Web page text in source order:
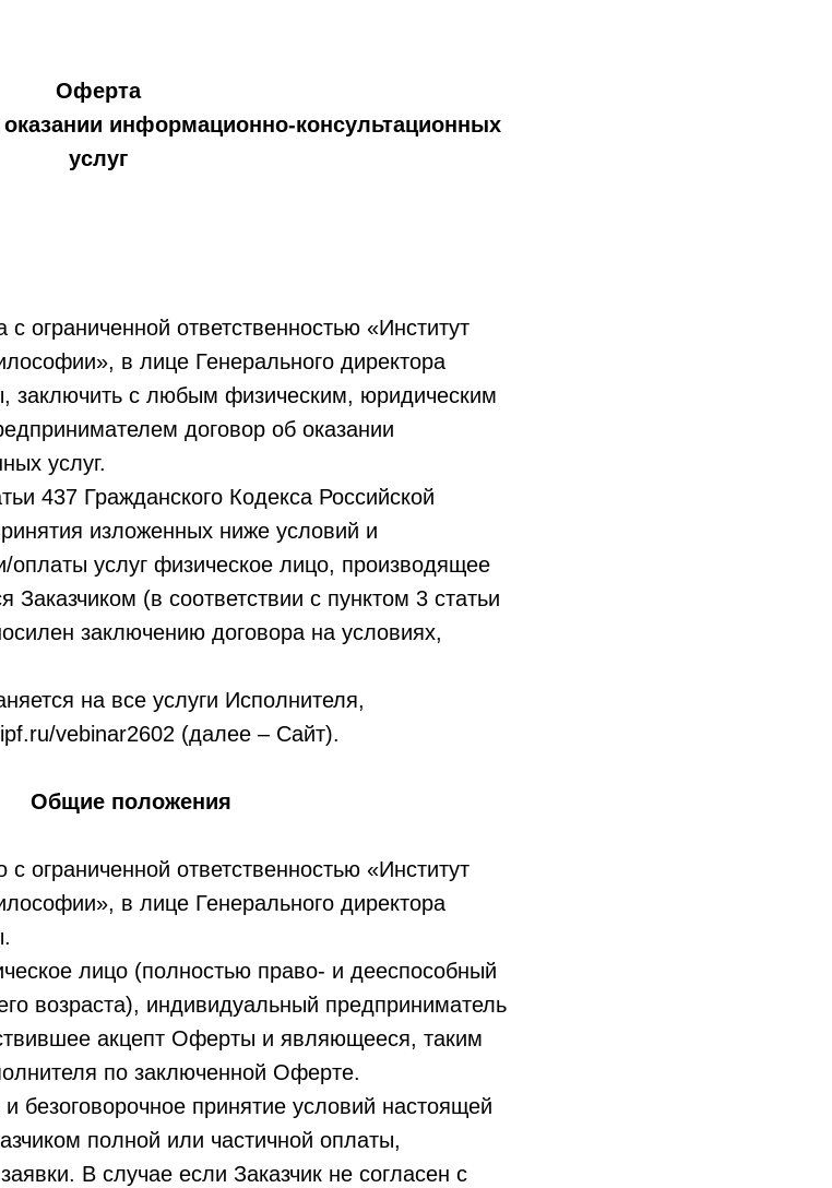
Оферта
информационно-консультационных
услуг
ограниченной ответственностью «Институт
в лице Генерального директора
заключить с любым физическим, юридическим
договор об оказании
услуг.
437 Гражданского Кодекса Российской
изложенных ниже условий и
оплаты услуг физическое лицо, производящее
Заказчиком (в соответствии с пунктом 3 статьи
заключению договора на условиях,
на все услуги Исполнителя,
vebinar2602 (далее – Сайт).
положения
ответственностью «Институт
в лице Генерального директора
лицо (полностью право- и дееспособный
возраста), индивидуальный предприниматель
акцепт Оферты и являющееся, таким
по заключенной Оферте.
принятие условий настоящей
полной или частичной оплаты,
В случае если Заказчик не согласен с